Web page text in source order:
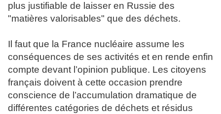
plus justifiable de laisser en Russie des
"matières valorisables" que des déchets.
Il faut que la France nucléaire assume les
conséquences de ses activités et en rende enfin
compte devant l’opinion publique. Les citoyens
français doivent à cette occasion prendre
conscience de l’accumulation dramatique de
différentes catégories de déchets et résidus